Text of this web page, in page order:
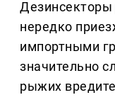
Дезинсекторы
нередко
импортными
значительно
рыжих